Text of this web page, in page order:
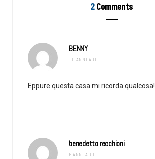
2Comments
BENNY
10 ANNI AGO
Eppure questa casa mi ricorda qualcosa!
benedetto recchioni
6 ANNI AGO